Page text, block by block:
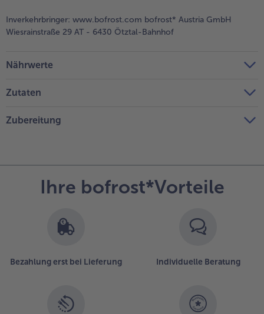
Inverkehrbringer: www.bofrost.com bofrost* Austria GmbH
Wiesrainstraße 29 AT - 6430 Ötztal-Bahnhof
Nährwerte
Zutaten
Zubereitung
Ihre bofrost*Vorteile
Bezahlung erst bei Lieferung Individuelle Beratung